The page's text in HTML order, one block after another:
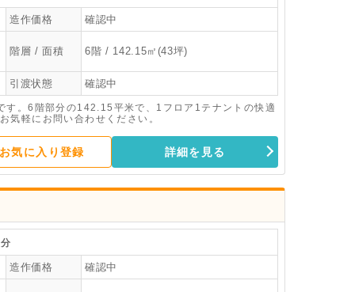
造作価格 確認中
階層 / 面積 6階 / 142.15㎡(43坪)
引渡状態 確認中
す。6階部分の142.15平米で、1フロア1テナントの快適
気軽にお問い合わせください。
お気に入り登録 詳細を見る
分
造作価格 確認中